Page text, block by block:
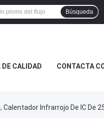
Búsqueda
DE CALIDAD CONTACTA
Infrarrojo De IC De